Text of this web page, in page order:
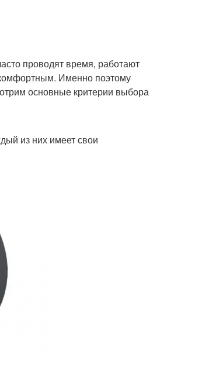
проводят время, работают
Именно поэтому
основные критерии выбора
из них имеет свои